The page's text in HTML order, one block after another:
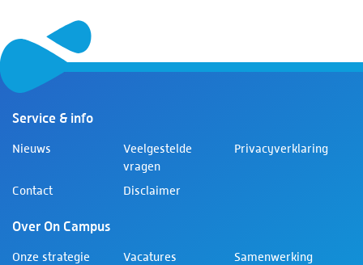
Service & info
Nieuws
Veelgestelde
vragen
Privacyverklaring
Contact Disclaimer
Over On Campus
Onze strategie Vacatures
Samenwerking